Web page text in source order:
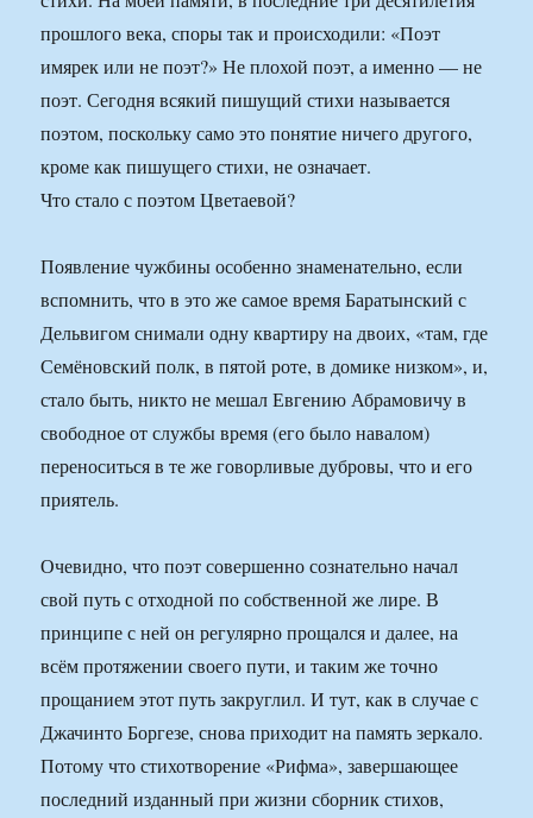
прошлого века, споры так и происходили: «Поэт
имярек или не поэт?» Не плохой поэт, а именно — не
поэт. Сегодня всякий пишущий стихи называется
поэтом, поскольку само это понятие ничего другого,
кроме как пишущего стихи, не означает.
Что стало с поэтом Цветаевой?
Появление чужбины особенно знаменательно, если
вспомнить, что в это же самое время Баратынский с
Дельвигом снимали одну квартиру на двоих, «там, где
Семёновский полк, в пятой роте, в домике низком», и,
стало быть, никто не мешал Евгению Абрамовичу в
свободное от службы время (его было навалом)
переноситься в те же говорливые дубровы, что и его
приятель.
Очевидно, что поэт совершенно сознательно начал
свой путь с отходной по собственной же лире. В
принципе с ней он регулярно прощался и далее, на
всём протяжении своего пути, и таким же точно
прощанием этот путь закруглил. И тут, как в случае с
Джачинто Боргезе, снова приходит на память зеркало.
Потому что стихотворение «Рифма», завершающее
последний изданный при жизни сборник стихов,